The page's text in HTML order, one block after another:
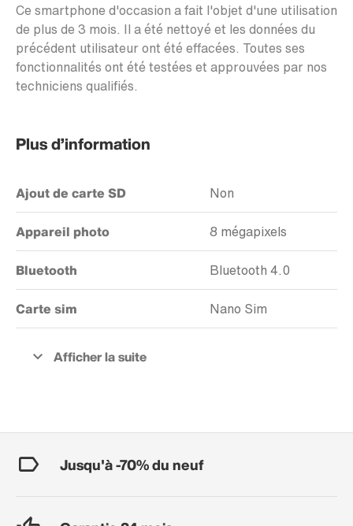
Ce smartphone d'occasion a fait l'objet d'une utilisation
de plus de 3 mois. Il a été nettoyé et les données du
précédent utilisateur ont été effacées. Toutes ses
fonctionnalités ont été testées et approuvées par nos
techniciens qualifiés.
Plus d’information
Ajout de carte SD Non
Appareil photo 8 mégapixels
Bluetooth Bluetooth 4.0
Carte sim Nano Sim
Jusqu'à -70% du neuf